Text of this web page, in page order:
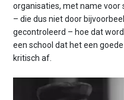
organisaties, met name voor
– die dus niet door
gecontroleerd – hoe dat
een school dat het een
kritisch af.